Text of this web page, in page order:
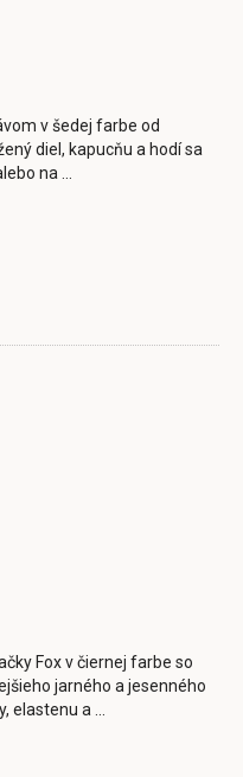
v šedej farbe od
diel, kapucňu a hodí sa
na ...
Fox v čiernej farbe so
jarného a jesenného
elastenu a ...